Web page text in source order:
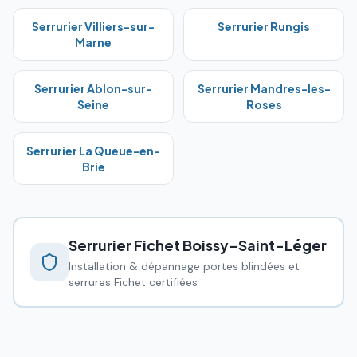
SerrurierVilliers-sur-
Marne
Serrurier Rungis
SerrurierAblon-sur-
Seine
Serrurier Mandres-les-
Roses
Serrurier La Queue-en-
Brie
Serrurier Fichet Boissy-Saint-Léger
Installation & dépannage portes blindées et
serrures Fichet certifiées